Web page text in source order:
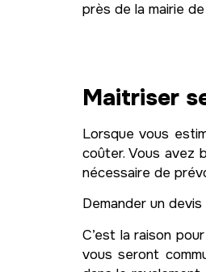
près de la mairie de
Maitriser
Lorsque vous
coûter. Vous avez
nécessaire de
Demander un
C’est la raison
vous seront